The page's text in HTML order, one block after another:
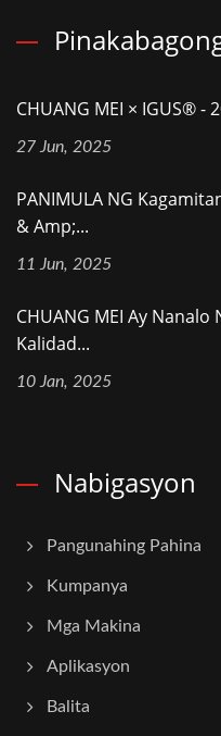
CHUANG MEI × IGUS® -
27 Jun, 2025
PANIMULA NG
& Amp;...
11 Jun, 2025
CHUANG MEI Ay Nanalo
Kalidad...
10 Jan, 2025
Nabigasyon
Pangunahing Pahina
Kumpanya
Mga Makina
Aplikasyon
Balita